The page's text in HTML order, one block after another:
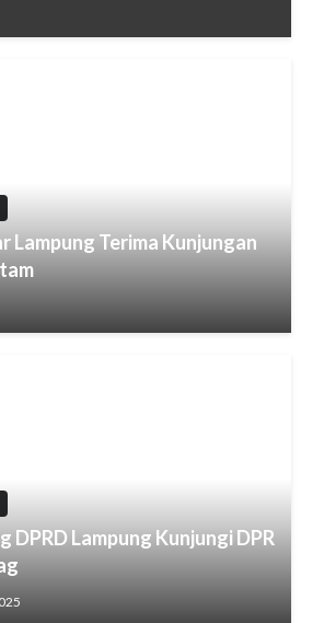
Lampung Terima Kunjungan
DPRD Lampung Kunjungi DPR